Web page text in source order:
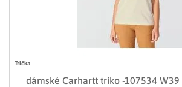
Trička
dámské Carhartt triko -107534